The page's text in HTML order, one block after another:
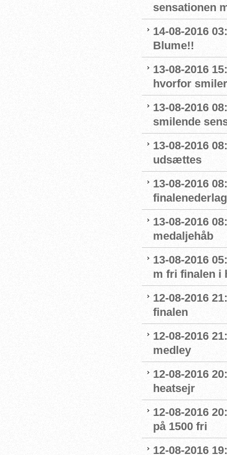
sensationen
14-08-2016
Blume!!
13-08-2016
hvorfor
13-08-2016
smilende
13-08-2016
udsættes
13-08-2016
finalenederlag
13-08-2016
medaljehåb
13-08-2016
m fri finalen i
12-08-2016
finalen
12-08-2016
medley
12-08-2016
heatsejr
12-08-2016
på 1500 fri
12-08-2016